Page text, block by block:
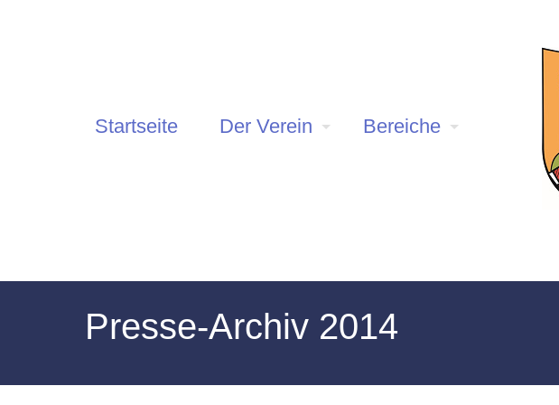
Startseite Der Verein Bereiche
Presse-Archiv 2014